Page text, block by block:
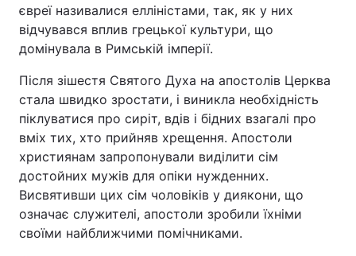
Головна Війна
євреї називалися елліністами, так, як у них
відчувався вплив грецької культури, що
домінувала в Римській імперії.
Після зішестя Святого Духа на апостолів Церква
стала швидко зростати, і виникла необхідність
піклуватися про сиріт, вдів і бідних взагалі про
вміх тих, хто прийняв хрещення. Апостоли
християнам запропонували виділити сім
достойних мужів для опіки нужденних.
Висвятивши цих сім чоловіків у диякони, що
означає служителі, апостоли зробили їхніми
своїми найближчими помічниками.